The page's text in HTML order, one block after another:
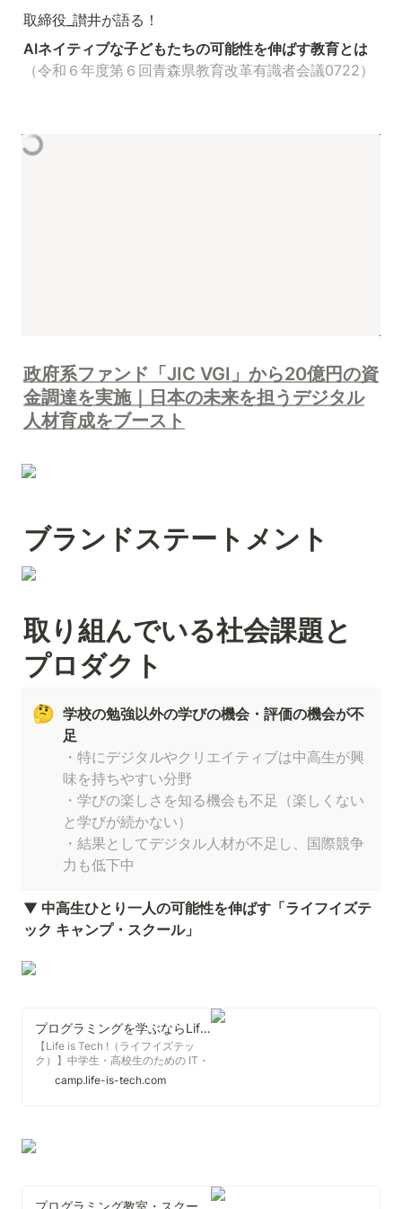
取締役_讃井が語る！
AIネイティブな子どもたちの可能性を伸ばす教育とは
（令和６年度第６回青森県教育改革有識者会議0722）
政府系ファンド「JIC VGI」から20億円の資
金調達を実施｜日本の未来を担うデジタル
人材育成をブースト
ブランドステートメント
取り組んでいる社会課題と
プロダクト
🤔 学校の勉強以外の学びの機会・評価の機会が不
・特にデジタルやクリエイティブは中高生が興
味を持ちやすい分野
・学びの楽しさを知る機会も不足（楽しくない
と学びが続かない）
・結果としてデジタル人材が不足し、国際競争
力も低下中
▼ 中高生ひとり一人の可能性を伸ばす「ライフイズテ
ック キャンプ・スクール」
プログラミングを学ぶならLife is Tech ! (ライフイズテック) のキャンプ【短期集中講座】
【Life is Tech !（ライフイズテッ
ク）】中学生・高校生のための IT・
プログラミングキャンプ。春夏冬休
みにゲーム、デザイン、プログラミ
サポート型のため、初心者でも安
camp.life-is-tech.com